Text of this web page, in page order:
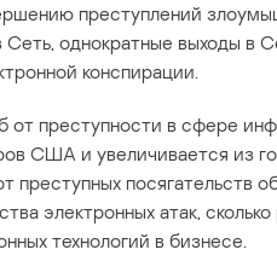
преступлений
Сеть, однократные выходы в
конспирации.
от преступности в сфере
США и увеличивается из
преступных посягательств
электронных атак,
технологий в бизнесе.